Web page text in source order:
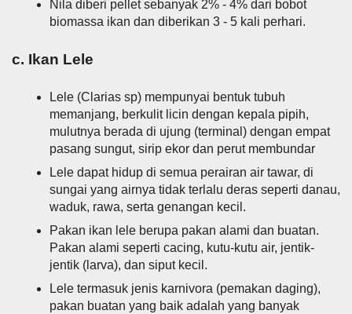
Nila diberi pellet sebanyak 2% - 4% dari bobot
biomassa ikan dan diberikan 3 - 5 kali perhari.
c. Ikan Lele
Lele (Clarias sp) mempunyai bentuk tubuh
memanjang, berkulit licin dengan kepala pipih,
mulutnya berada di ujung (terminal) dengan empat
pasang sungut, sirip ekor dan perut membundar
Lele dapat hidup di semua perairan air tawar, di
sungai yang airnya tidak terlalu deras seperti danau,
waduk, rawa, serta genangan kecil.
Pakan ikan lele berupa pakan alami dan buatan.
Pakan alami seperti cacing, kutu-kutu air, jentik-
jentik (larva), dan siput kecil.
Lele termasuk jenis karnivora (pemakan daging),
pakan buatan yang baik adalah yang banyak